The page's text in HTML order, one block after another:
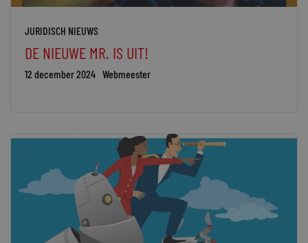
JURIDISCH NIEUWS
DE NIEUWE MR. IS UIT!
12 december 2024 Webmeester